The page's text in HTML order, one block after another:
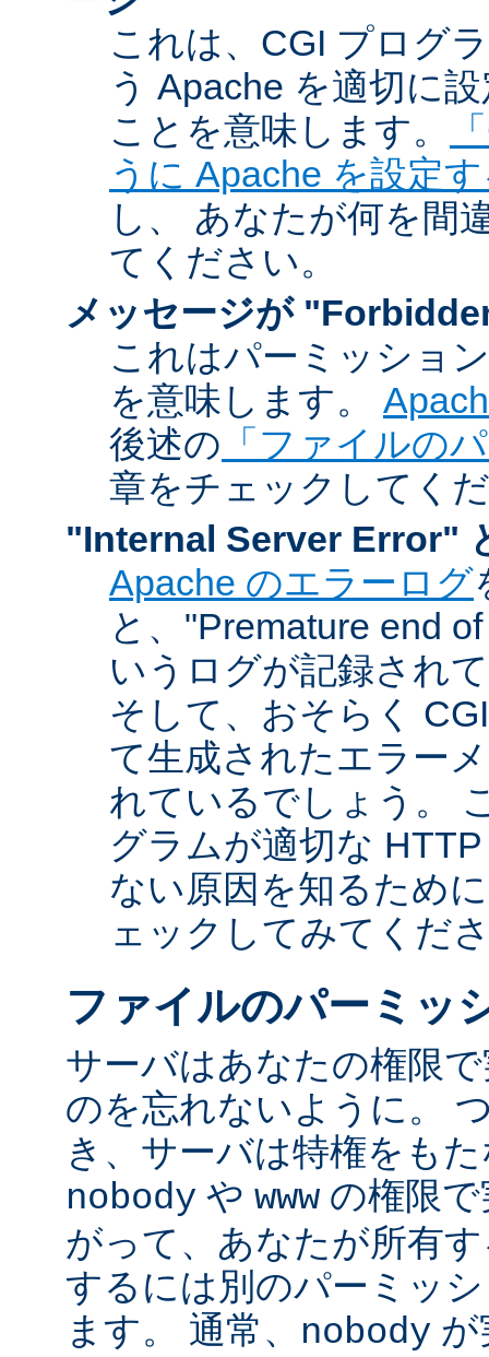
これは、CGI プログ
う Apache を適切に
ことを意味します。
うに Apache を設定
し、 あなたが何を間
てください。
メッセージが
これはパーミッショ
を意味します。
後述の 「ファイルの
章をチェックしてく
"Internal Server Error"
Apache のエラーログ
と、"Premature end
いうログが記録され
そして、おそらく
て生成されたエラー
れているでしょう。
グラムが適切な
ない原因を知るため
ェックしてみてくだ
ファイルのパーミッ
サーバはあなたの権限
のを忘れないように。
き、サーバは特権をも
nobody や www の権限
がって、あなたが所有
するには別のパーミッ
ます。 通常、 nobody が